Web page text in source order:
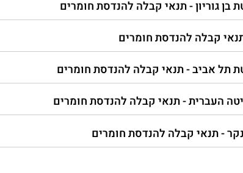
בן גוריון - תנאי קבלה להנדסת חומרים
קבלה להנדסת חומרים
תל אביב - תנאי קבלה להנדסת חומרים
העברית - תנאי קבלה להנדסת חומרים
- תנאי קבלה להנדסת חומרים